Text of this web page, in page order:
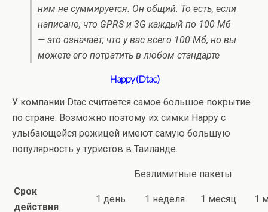
ним не суммируется. Он общий. То есть, если
написано, что GPRS и 3G каждый по 100 Мб
— это означает, что у вас всего 100 Мб, но вы
можете его потратить в любом стандарте
Happy (Dtac)
У компании Dtac считается самое большое покрытие
по стране. Возможно поэтому их симки Happy с
улыбающейся рожицей имеют самую большую
популярность у туристов в Таиланде.
Безлимитные пакеты
Срок
действия
1 день 1 неделя 1 месяц 1